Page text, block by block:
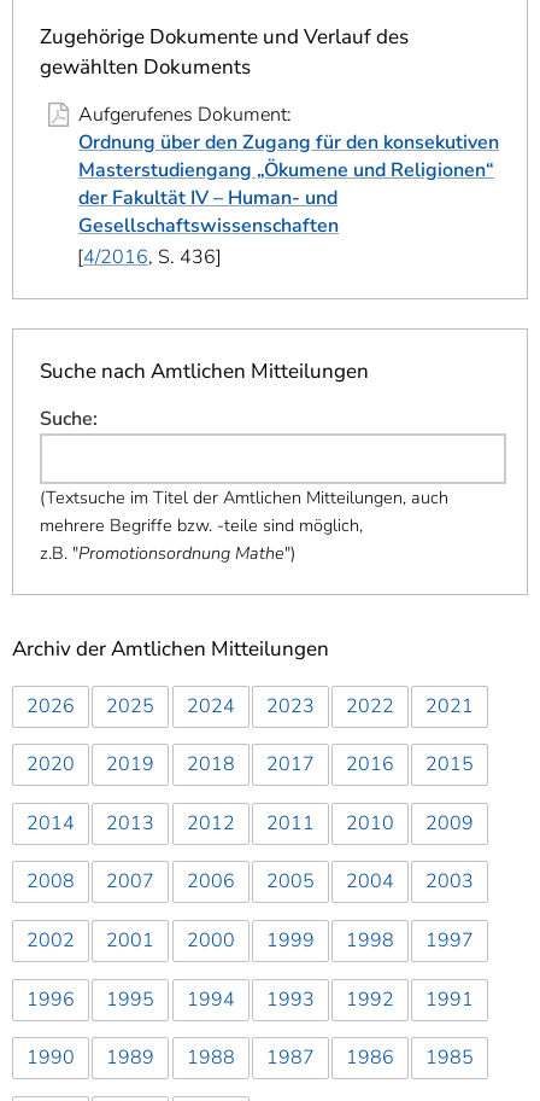
Informationen zur
Barrierefreiheit
Zugehörige Dokumente und Verlauf des
gewählten Dokuments
Aufgerufenes Dokument:
Ordnung über den Zugang für den konsekutiven
Masterstudiengang „Ökumene und Religionen“
der Fakultät IV – Human- und
Gesellschaftswissenschaften
4/2016, S. 436
Suche nach Amtlichen Mitteilungen
Suche:
(Textsuche im Titel der Amtlichen Mitteilungen, auch
mehrere Begriffe bzw. -teile sind möglich,
z.B. "Promotionsordnung Mathe")
Archiv der Amtlichen Mitteilungen
2026 2025 2024 2023 2022 2021
2020 2019 2018 2017 2016 2015
2014 2013 2012 2011 2010 2009
2008 2007 2006 2005 2004 2003
2002 2001 2000 1999 1998 1997
1996 1995 1994 1993 1992 1991
1990 1989 1988 1987 1986 1985